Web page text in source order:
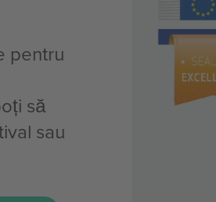
pentru
să
sau